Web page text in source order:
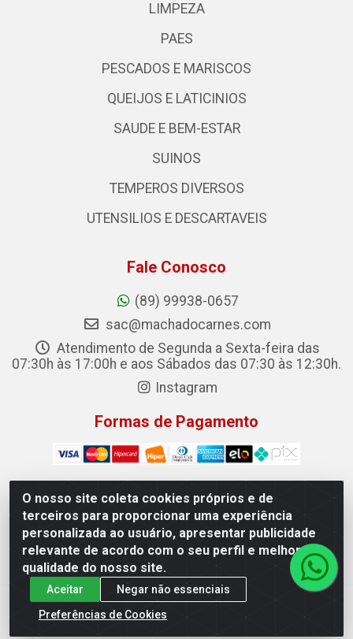
O nosso site coleta cookies próprios e de
terceiros para proporcionar uma experiência
personalizada ao usuário, apresentar publicidade
relevante de acordo com o seu perfil e melhorar a
qualidade do nosso site.
Aceitar
Negar não essenciais
Preferências de Cookies
LIMPEZA
PAES
PESCADOS E MARISCOS
QUEIJOS E LATICINIOS
SAUDE E BEM-ESTAR
SUINOS
TEMPEROS DIVERSOS
UTENSILIOS E DESCARTAVEIS
Fale Conosco
(89) 99938-0657
sac@machadocarnes.com
Atendimento de Segunda a Sexta-feira das
07:30h às 17:00h e aos Sábados das 07:30 às 12:30h.
Instagram
Formas de Pagamento
Machado Carnes Distribuidora de Alimentos LTDA -
Logradouro: Avenida Candido Aleixo, 148 - Centro - Oeiras/PI
- CEP 64.500-000 - 31.391.008/0001-50